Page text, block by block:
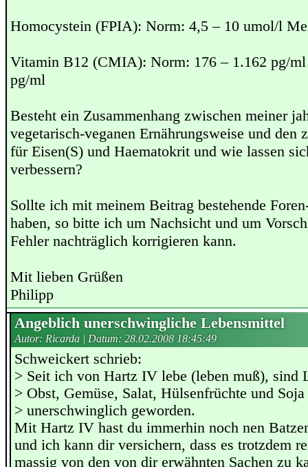
Homocystein (FPIA): Norm: 4,5 – 10 umol/l
Vitamin B12 (CMIA): Norm: 176 – 1.162 pg/
pg/ml
Besteht ein Zusammenhang zwischen meiner
vegetarisch-veganen Ernährungsweise und den
für Eisen(S) und Haematokrit und wie lassen
verbessern?
Sollte ich mit meinem Beitrag bestehende
haben, so bitte ich um Nachsicht und um
Fehler nachträglich korrigieren kann.
Mit lieben Grüßen
Philipp
Angeblich unerschwingliche Lebensmittel
Autor: Ricarda | Datum: 28.02.2008 18:45:49
Schweickert schrieb:
> Seit ich von Hartz IV lebe (leben muß), sind
> Obst, Gemüse, Salat, Hülsenfrüchte und
> unerschwinglich geworden.
Mit Hartz IV hast du immerhin noch nen
und ich kann dir versichern, dass es trotzdem
massig von den von dir erwähnten Sachen zu